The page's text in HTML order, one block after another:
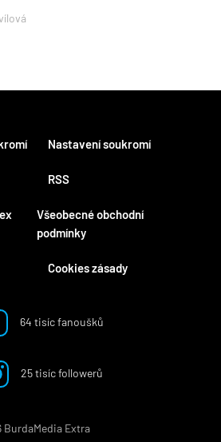
RSS
Všeobecné obchodní
podmínky
Cookies zásady
Nastavení soukromí
64 tisíc fanoušků
25 tisíc followerů
BurdaMedia Extra